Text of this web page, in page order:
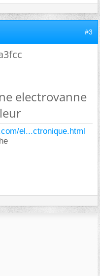
#3
electrovanne
el...ctronique.html